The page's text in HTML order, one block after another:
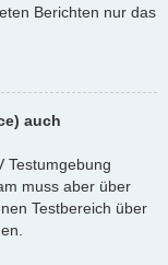
Berichten nur das
auch
Testumgebung
muss aber über
Testbereich über